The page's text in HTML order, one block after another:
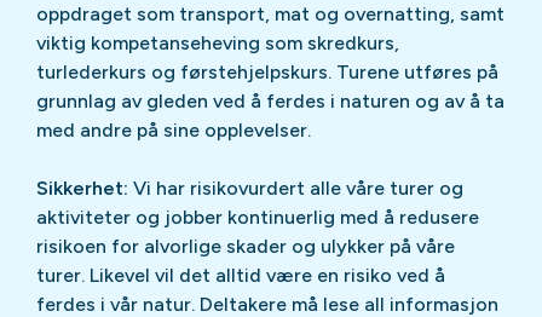
oppdraget som transport, mat og overnatting, samt
viktig kompetanseheving som skredkurs,
turlederkurs og førstehjelpskurs. Turene utføres på
grunnlag av gleden ved å ferdes i naturen og av å ta
med andre på sine opplevelser.
Sikkerhet: Vi har risikovurdert alle våre turer og
aktiviteter og jobber kontinuerlig med å redusere
risikoen for alvorlige skader og ulykker på våre
turer. Likevel vil det alltid være en risiko ved å
ferdes i vår natur. Deltakere må lese all informasjon